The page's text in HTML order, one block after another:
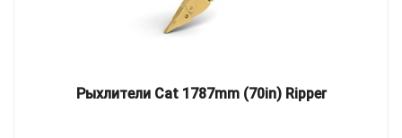
Рыхлители Cat 1787mm (70in) Ripper